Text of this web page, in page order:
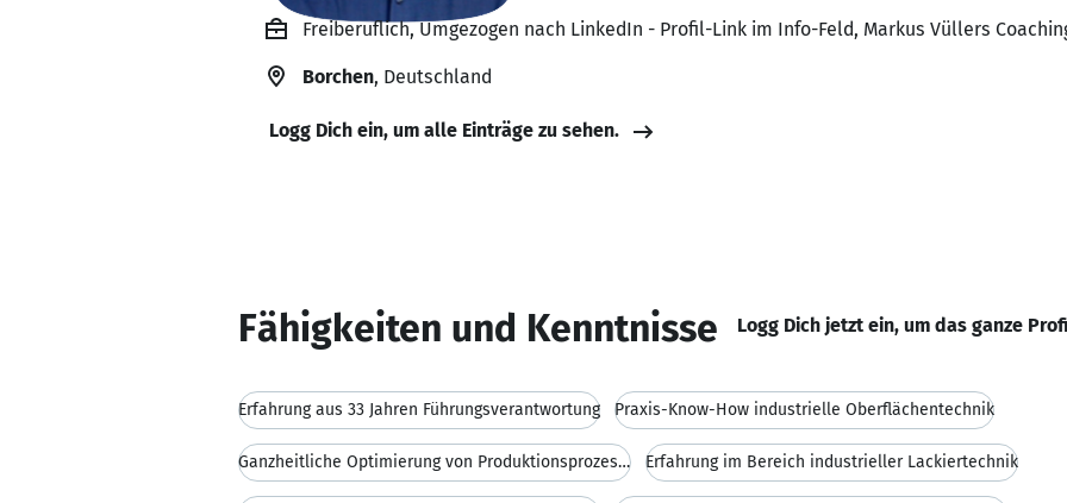
Freiberuflich, Umgezogen nach LinkedIn - Profil-Link im Info-Feld, Markus Vüllers
Borchen, Deutschland
Logg Dich ein, um alle Einträge zu sehen.
Fähigkeiten und Kenntnisse Logg Dich jetzt ein, um das ganze
Erfahrung aus 33 Jahren Führungsverantwortung Praxis-Know-How industrielle Oberflächentechnik
Ganzheitliche Optimierung von Produktionsprozessen Erfahrung im Bereich industrieller Lackiertechnik